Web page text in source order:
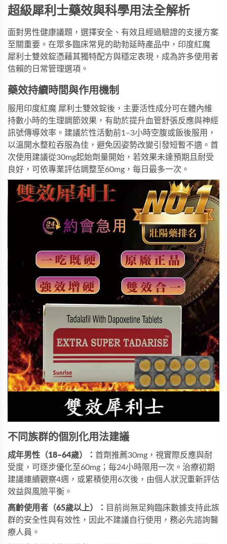
超級犀利士藥效與科學用法全解析
面對男性健康議題，選擇安全、有效且經過驗證的支援方案
至關重要。在眾多臨床常見的助勃延時產品中， 印度紅魔
犀利士雙效錠憑藉其獨特配方與穩定表現，成為許多使用者
信賴的日常管理選項。
藥效持續時間與作用機制
服用 印度紅魔 犀利士雙效錠後，主要活性成分可在體內維
持數小時的生理調節效果，有助於提升血管舒張反應與神經
訊號傳導效率。建議於性活動前1–3小時空腹或飯後服用，
以溫開水整粒吞服為佳，避免因姿勢改變引發短暫不適。首
次使用建議從30mg起始劑量開始，若效果未達預期且耐受
良好，可依專業評估調整至60mg，每日最多一次。
不同族群的個別化用法建議
成年男性（18–64歲）： 首劑推薦30mg，視實際反應與耐
受度，可逐步優化至60mg；每24小時限用一次。治療初期
建議連續觀察4週，或累積使用6次後，由個人狀況重新評估
效益與風險平衡。
高齡使用者（65歲以上）： 目前尚無足夠臨床數據支持此族
群的安全性與有效性，因此不建議自行使用，務必先諮詢醫
療人員。